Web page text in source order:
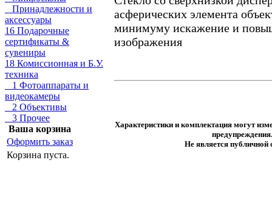
Принадлежности и
аксессуары
16 Подарочные
сертификаты &
сувениры
18 Комиссионная и Б.У.
техника
1 Фотоаппараты и
видеокамеры
2 Объективы
3 Прочее
Ваша корзина
Оформить заказ
Корзина пуста.
асферических элемента
минимуму искажение и
изображения
Характеристики и комплектация могут
предупреждения.
Не является публичной